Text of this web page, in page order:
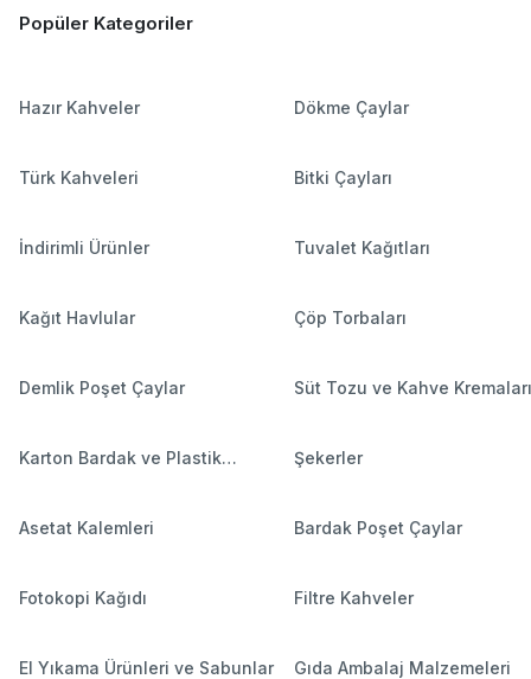
Popüler Kategoriler
Hazır Kahveler Dökme Çaylar
Türk Kahveleri Bitki Çayları
İndirimli Ürünler Tuvalet Kağıtları
Kağıt Havlular Çöp Torbaları
Demlik Poşet Çaylar Süt Tozu ve Kahve Kremaları
Karton Bardak ve Plastik
Şekerler
Asetat Kalemleri Bardak Poşet Çaylar
Fotokopi Kağıdı Filtre Kahveler
El Yıkama Ürünleri ve Sabunlar Gıda Ambalaj Malzemeleri